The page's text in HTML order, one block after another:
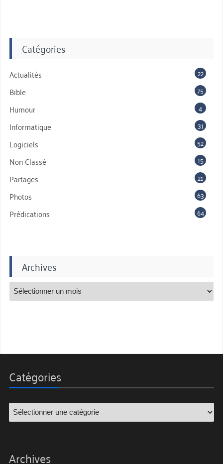
Catégories
Actualités 22
Bible 75
Humour 4
Informatique 31
Logiciels 52
Non Classé 15
Partages 21
Photos 63
Prédications 64
Archives
Catégories
Archives